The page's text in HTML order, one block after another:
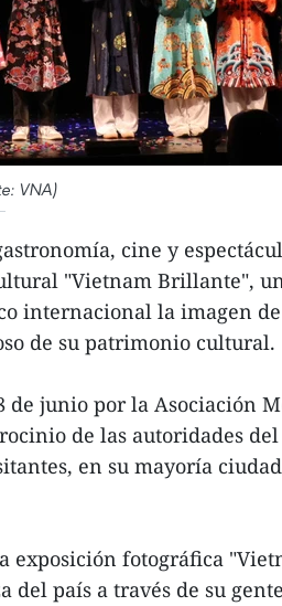
VNA)
cine y
"Vietnam Brillante",
internacional la imagen
de su patrimonio cultural.
de junio por la Asociación
de las autoridades
en su mayoría
exposición fotográfica
del país a través de su